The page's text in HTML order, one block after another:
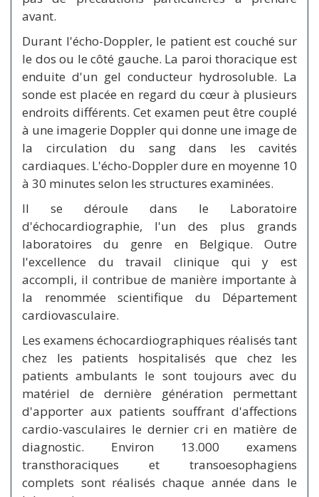
avant.
Durant l'écho-Doppler, le patient est couché sur
le dos ou le côté gauche. La paroi thoracique est
enduite d'un gel conducteur hydrosoluble. La
sonde est placée en regard du cœur à plusieurs
endroits différents. Cet examen peut être couplé
à une imagerie Doppler qui donne une image de
la circulation du sang dans les cavités
cardiaques. L'écho-Doppler dure en moyenne 10
à 30 minutes selon les structures examinées.
Il se déroule dans le Laboratoire
d'échocardiographie, l'un des plus grands
laboratoires du genre en Belgique. Outre
l'excellence du travail clinique qui y est
accompli, il contribue de manière importante à
la renommée scientifique du Département
cardiovasculaire.
Les examens échocardiographiques réalisés tant
chez les patients hospitalisés que chez les
patients ambulants le sont toujours avec du
matériel de dernière génération permettant
d'apporter aux patients souffrant d'affections
cardio-vasculaires le dernier cri en matière de
diagnostic. Environ 13.000 examens
transthoraciques et transoesophagiens
complets sont réalisés chaque année dans le